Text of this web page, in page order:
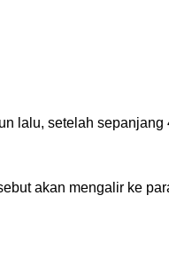
lalu, setelah
akan mengalir ke